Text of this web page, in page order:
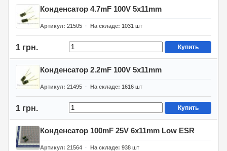
Конденсатор 4.7mF 100V 5x11mm
Артикул 21505 На складе 1031 шт
1 грн. Купить
Конденсатор 2.2mF 100V 5x11mm
Артикул 21495 На складе 1616 шт
1 грн. Купить
Конденсатор 100mF 25V 6x11mm Low ESR
Артикул 21564 На складе 938 шт